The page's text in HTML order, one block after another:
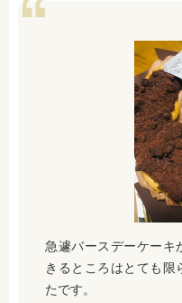
急遽バースデーケーキ
きるところはとても限
たです。